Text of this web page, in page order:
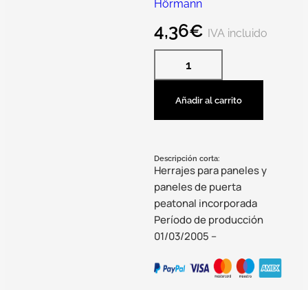
Hörmann
4,36€ IVA incluido
Añadir al carrito
Descripción corta:
Herrajes para paneles y
paneles de puerta
peatonal incorporada
Período de producción
01/03/2005 –